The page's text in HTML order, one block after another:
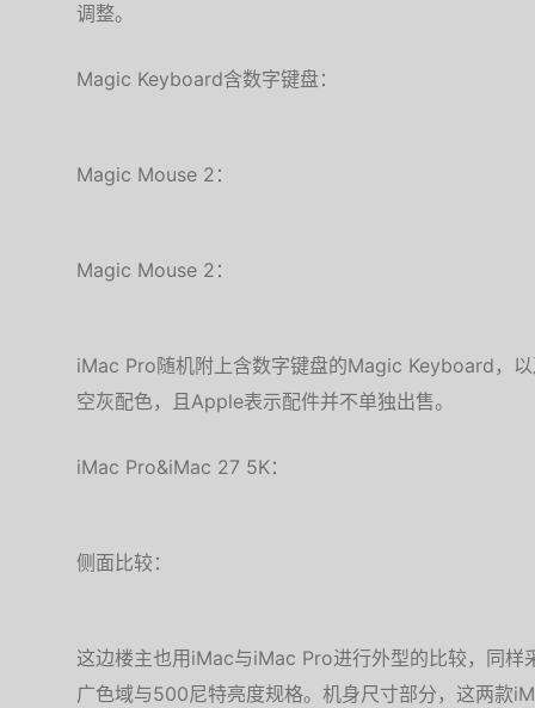
调整。
Magic Keyboard含数字键盘：
Magic Mouse 2：
Magic Mouse 2：
iMac Pro随机附上含数字键盘的Magic Keyboard，
空灰配色，且Apple表示配件并不单独出售。
iMac Pro&iMac 27 5K：
侧面比较：
这边楼主也用iMac与iMac Pro进行外型的比较，同
广色域与500尼特亮度规格。机身尺寸部分，这两款